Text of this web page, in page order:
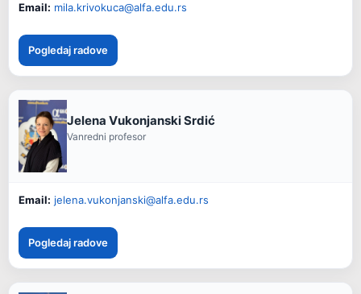
Email: mila.krivokuca@alfa.edu.rs
Pogledaj radove
Jelena Vukonjanski Srdić
Vanredni profesor
Email: jelena.vukonjanski@alfa.edu.rs
Pogledaj radove